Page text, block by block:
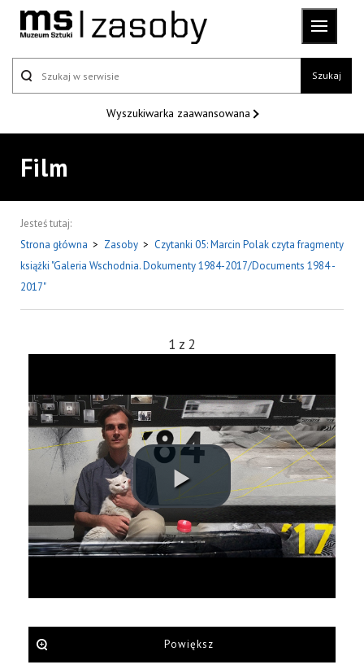
Szukaj
Wyszukiwarka zaawansowana
Film
Jesteś tutaj:
Strona główna > Zasoby > Czytanki 05: Marcin Polak czyta fragmenty
książki "Galeria Wschodnia. Dokumenty 1984-2017/Documents 1984 -
2017"
1 z 2
Powiększ